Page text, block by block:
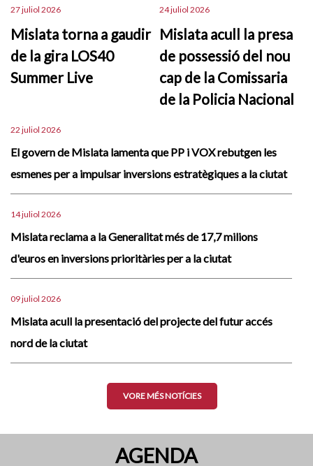
27 juliol 2026
Mislata torna a gaudir
de la gira LOS40
Summer Live
24 juliol 2026
Mislata acull la presa
de possessió del nou
cap de la Comissaria
de la Policia Nacional
22 juliol 2026
El govern de Mislata lamenta que PP i VOX rebutgen les
esmenes per a impulsar inversions estratègiques a la ciutat
14 juliol 2026
Mislata reclama a la Generalitat més de 17,7 milions
d'euros en inversions prioritàries per a la ciutat
09 juliol 2026
Mislata acull la presentació del projecte del futur accés
nord de la ciutat
VORE MÉS NOTÍCIES
AGENDA